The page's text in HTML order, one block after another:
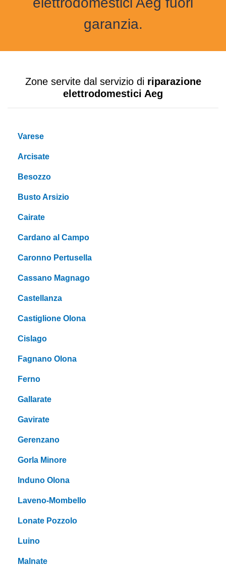
garanzia.
Zone servite dal servizio di riparazione
elettrodomestici Aeg
Varese
Arcisate
Besozzo
Busto Arsizio
Cairate
Cardano al Campo
Caronno Pertusella
Cassano Magnago
Castellanza
Castiglione Olona
Cislago
Fagnano Olona
Ferno
Gallarate
Gavirate
Gerenzano
Gorla Minore
Induno Olona
Laveno-Mombello
Lonate Pozzolo
Luino
Malnate